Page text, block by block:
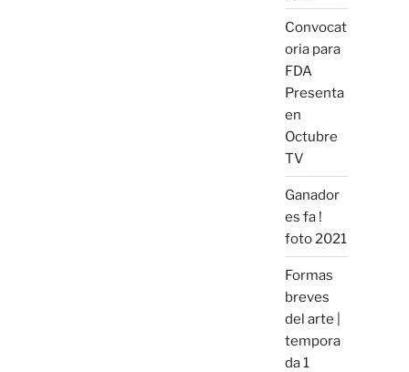
Convocat
oria para
FDA
Presenta
en
Octubre
TV
Ganador
es fa !
foto 2021
Formas
breves
del arte |
tempora
da 1